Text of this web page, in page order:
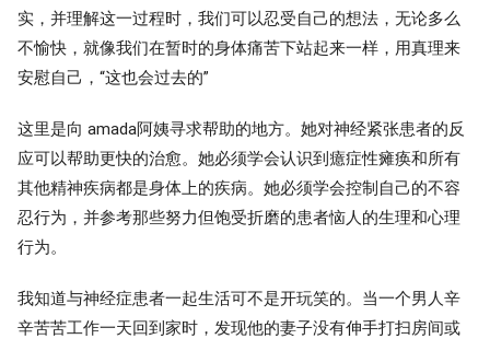
实，并理解这一过程时，我们可以忍受自己的想法，无论多么
不愉快，就像我们在暂时的身体痛苦下站起来一样，用真理来
安慰自己，“这也会过去的”
这里是向 amada阿姨寻求帮助的地方。她对神经紧张患者的反
应可以帮助更快的治愈。她必须学会认识到癔症性瘫痪和所有
其他精神疾病都是身体上的疾病。她必须学会控制自己的不容
忍行为，并参考那些努力但饱受折磨的患者恼人的生理和心理
行为。
我知道与神经症患者一起生活可不是开玩笑的。当一个男人辛
辛苦苦工作一天回到家时，发现他的妻子没有伸手打扫房间或